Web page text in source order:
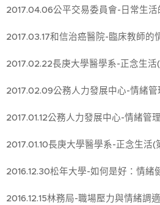
2017.04.06公平交易委員會-日常生
2017.03.17和信治癌醫院-臨床教師的
2017.02.22長庚大學醫學系-正念生活
2017.02.09公務人力發展中心-情緒
2017.01.12公務人力發展中心-情緒管
2017.01.10長庚大學醫學系-正念生活(
2016.12.30松年大學-如何是好：情緒
2016.12.15林務局-職場壓力與情緒調適